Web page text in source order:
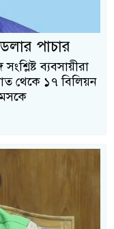
পাচার
ব্যবসায়ীরা
থেকে ১৭ বিলিয়ন